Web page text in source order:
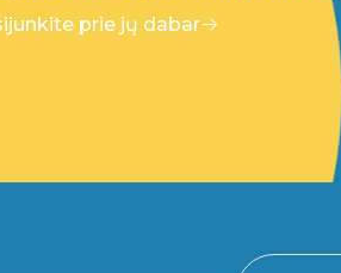
prie jų dabar